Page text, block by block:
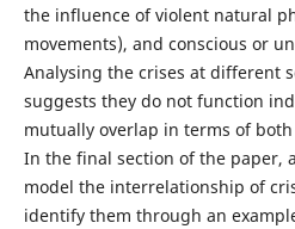
the influence of violent natural
movements), and conscious or
Analysing the crises at different
suggests they do not function
mutually overlap in terms of
In the final section of the paper,
model the interrelationship of
identify them through an